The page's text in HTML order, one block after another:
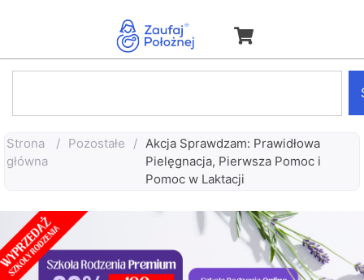
Strona
główna
/ Pozostałe / Akcja Sprawdzam: Prawidłowa
Pielęgnacja, Pierwsza Pomoc i
Pomoc w Laktacji